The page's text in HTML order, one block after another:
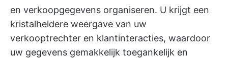
en verkoopgegevens organiseren. U krijgt een
kristalheldere weergave van uw
verkooptrechter en klantinteracties, waardoor
uw gegevens gemakkelijk toegankelijk en